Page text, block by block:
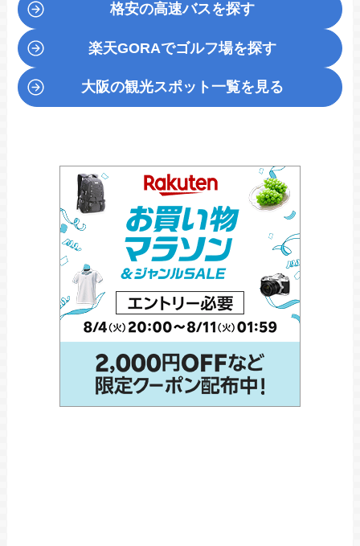
格安の高速バスを探す
楽天GORAでゴルフ場を探す
大阪の観光スポット一覧を見る